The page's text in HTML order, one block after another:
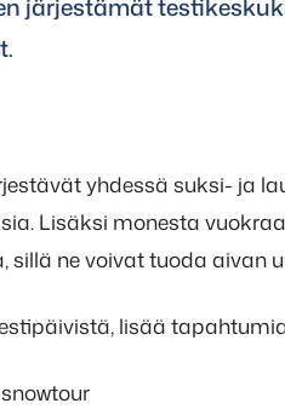
yhdessä suksi- ja
Lisäksi monesta
ne voivat tuoda aivan
lisää